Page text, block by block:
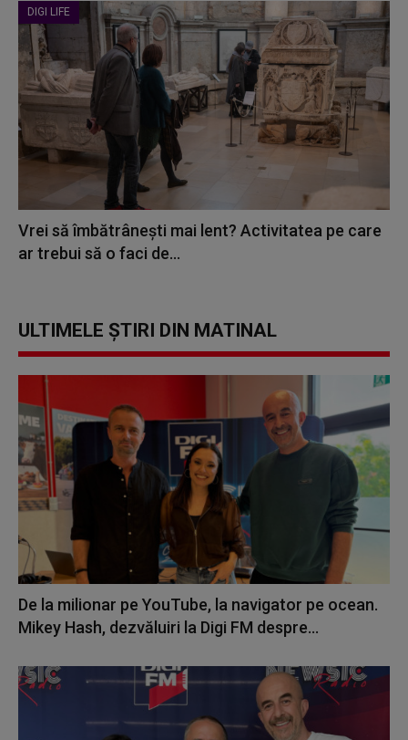
DIGI LIFE
Vrei să îmbătrânești mai lent? Activitatea pe care
ar trebui să o faci de...
ULTIMELE ȘTIRI DIN MATINAL
De la milionar pe YouTube, la navigator pe ocean.
Mikey Hash, dezvăluiri la Digi FM despre...